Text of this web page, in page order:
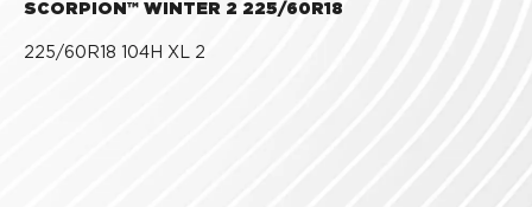
SCORPION™ WINTER 2 225/60R18
225/60R18 104H XL 2